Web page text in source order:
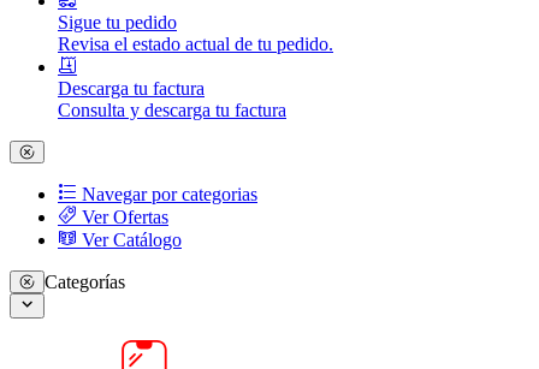
Sigue tu pedido
Revisa el estado actual de tu pedido.
Descarga tu factura
Consulta y descarga tu factura
Navegar por categorias
Ver Ofertas
Ver Catálogo
Categorías